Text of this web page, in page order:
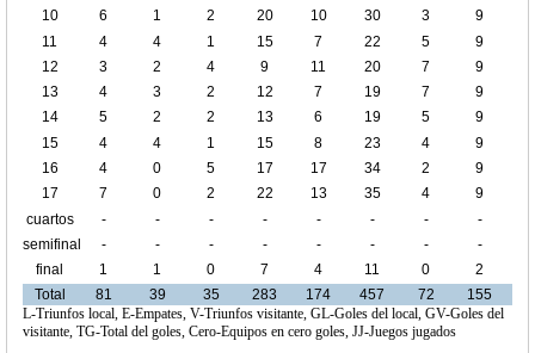
10
6 1 2 20 10 30 3
9
11
4 4 1 15 7 22 5
9
12
3 2 4 9 11 20 7
9
13
4 3 2 12 7 19 7
9
14
5 2 2 13 6 19 5
9
15
4 4 1 15 8 23 4
9
16
4 0 5 17 17 34 2
9
17
7 0 2 22 13 35 4
9
cuartos
de final
- - - - - - -
-
semifinal
- - - - - - -
-
final
1 1 0 7 4 11 0
2
Total
81 39 35 283 174 457 72
155
L-Triunfos local, E-Empates, V-Triunfos visitante, GL-Goles del local, GV-Goles del
visitante, TG-Total del goles, Cero-Equipos en cero goles, JJ-Juegos jugados